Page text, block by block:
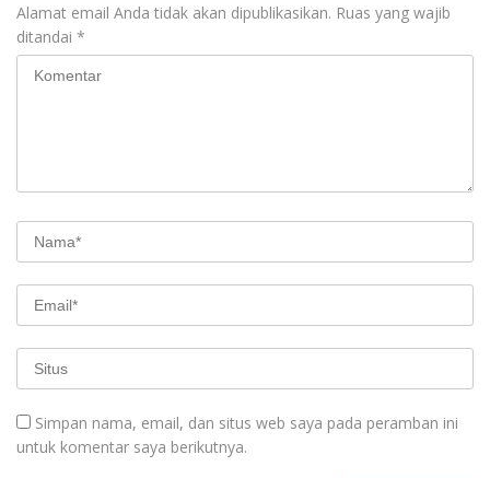
Alamat email Anda tidak akan dipublikasikan. Ruas yang wajib
ditandai *
Simpan nama, email, dan situs web saya pada peramban ini
untuk komentar saya berikutnya.